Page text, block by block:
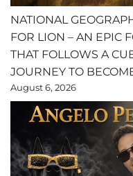
NATIONAL
FOR LION – AN EPIC
THAT FOLLOWS A
JOURNEY TO
August 6, 2026